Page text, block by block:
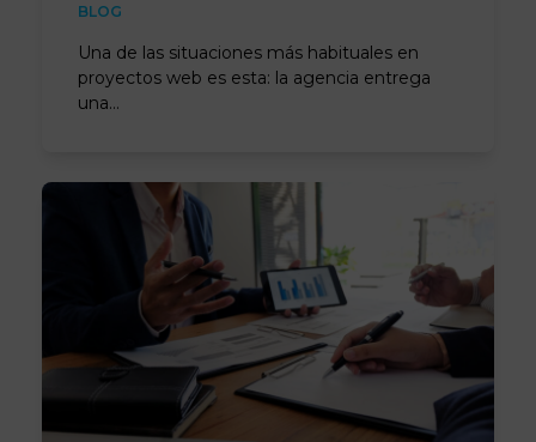
BLOG
Una de las situaciones más habituales en
proyectos web es esta: la agencia entrega
una…